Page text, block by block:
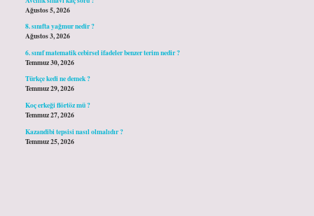
Ağustos 5, 2026
8. sınıfta yağmur nedir ?
Ağustos 3, 2026
6. sınıf matematik cebirsel ifadeler benzer terim nedir ?
Temmuz 30, 2026
Türkçe kedi ne demek ?
Temmuz 29, 2026
Koç erkeği flörtöz mü ?
Temmuz 27, 2026
Kazandibi tepsisi nasıl olmalıdır ?
Temmuz 25, 2026